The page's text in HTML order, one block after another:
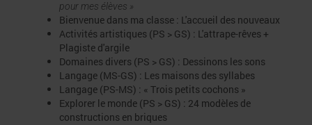
pour mes élèves »
Bienvenue dans ma classe : L'accueil des nouveaux
Activités artistiques (PS > GS) : L'attrape-rêves +
Plagiste d'argile
Domaines divers (PS > GS) : Dessinons les sons
Langage (MS-GS) : Les maisons des syllabes
Langage (PS-MS) : « Trois petits cochons »
Explorer le monde (PS > GS) : 24 modèles de
constructions en briques